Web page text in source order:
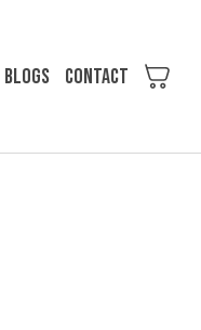
Blogs Contact